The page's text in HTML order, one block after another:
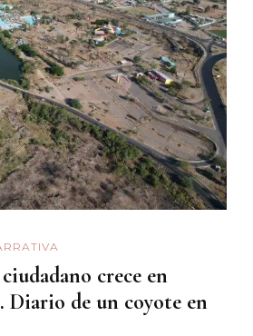
crece en
Diario de un coyote en